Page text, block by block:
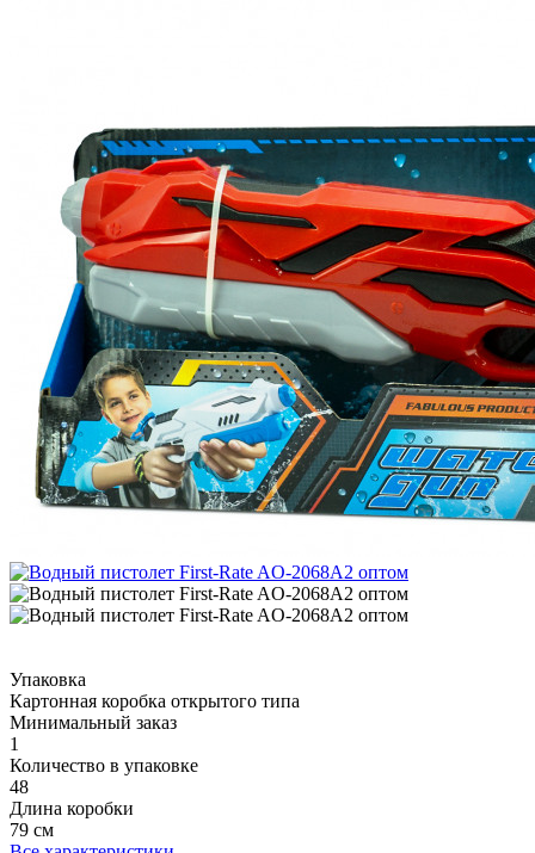
Упаковка
Картонная коробка открытого типа
Минимальный заказ
1
Количество в упаковке
48
Длина коробки
79 см